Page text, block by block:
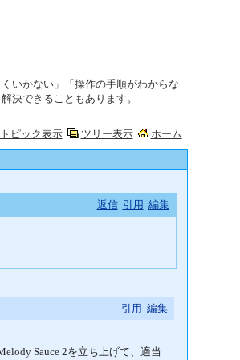
いかない」「操作の手順がわからな
決できることもあります。
トピック表示 ツリー表示 ホーム
返信 引用 編集
引用 編集
Sauce 2を立ち上げて、適当